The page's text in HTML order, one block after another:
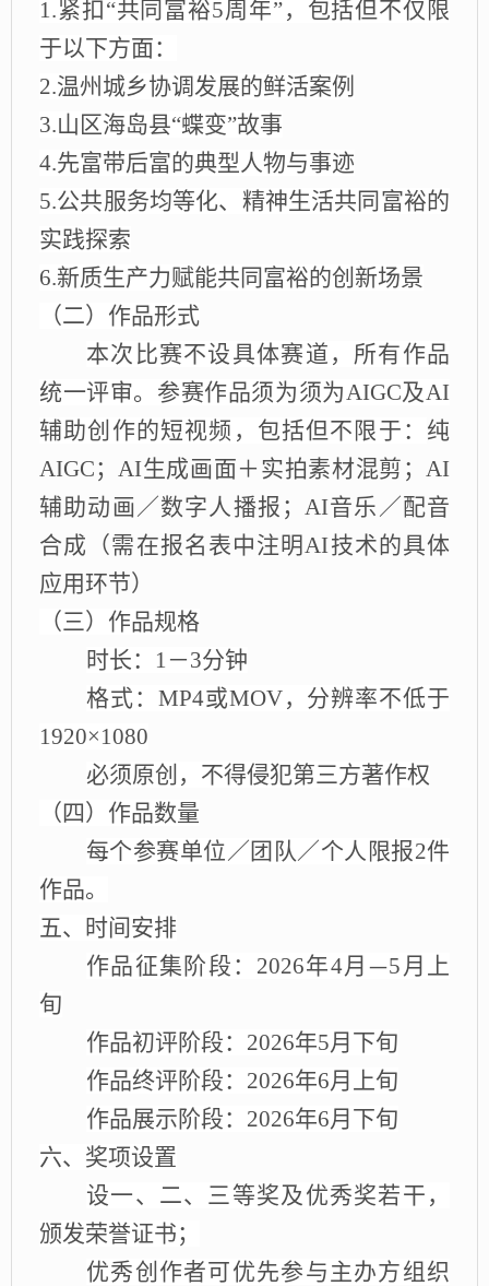
1.紧扣“共同富裕5周年”， 包括但不仅限
于以下方面：
2.温州城乡协调发展的鲜活案例
3.山区海岛县“蝶变”故事
4.先富带后富的典型人物与事迹
5.公共服务均等化、精神生活共同富裕的
实践探索
6.新质生产力赋能共同富裕的创新场景
（二）作品形式
本次比赛不设具体赛道，所有作品
统一评审。参赛作品须为须为 AIGC及AI
辅助创作的短视频 ，包括但不限于 ： 纯
AIGC；AI生成画面＋实拍素材混剪；AI
辅助动画／数字人播报；AI音乐／配音
合成（需在报名表中注明AI技术的具体
应用环节）
（三）作品规格
时长： 1－3分钟
格式： MP4或MOV，分辨率不低于
1920×1080
必须原创，不得侵犯第三方著作权
（四） 作品数量
每个参赛单位／团队／个人限报2件
作品。
五、时间安排
作品征集 阶段： 2026年4月 —5月
上
旬
作品初评阶段： 2026年5月下旬
作品终评阶段： 2026年6月上旬
作品展示阶段： 2026年6月下旬
六、奖项设置
设一、二、三等奖及优秀奖若干，
颁发荣誉证书；
优秀创作者可优先参与主办方组织